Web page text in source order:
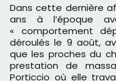
Dans cette dernière
ans à l’époque
« comportement
déroulés le 9 août,
que les proches du
prestation de
Porticcio où elle